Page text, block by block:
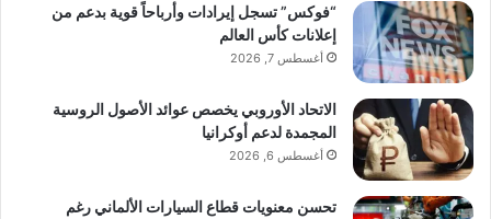
“فوكس” تسجل إيرادات وأرباحاً قوية بدعم من
إعلانات كأس العالم
أغسطس 7, 2026
الاتحاد الأوروبي يخصص عوائد الأصول الروسية
المجمدة لدعم أوكرانيا
أغسطس 6, 2026
تحسن معنويات قطاع السيارات الألماني رغم